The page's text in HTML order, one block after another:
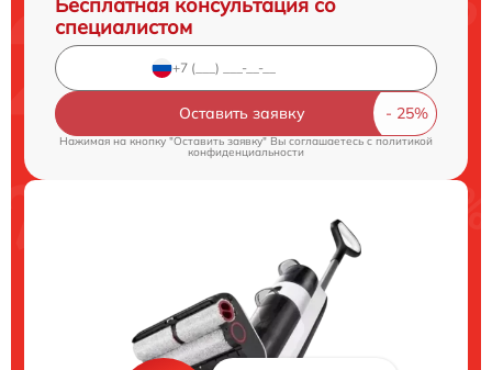
специалистом
Оставить заявку
Нажимая на кнопку "Оставить заявку" Вы соглашаетесь cполитикой
конфиденциальности